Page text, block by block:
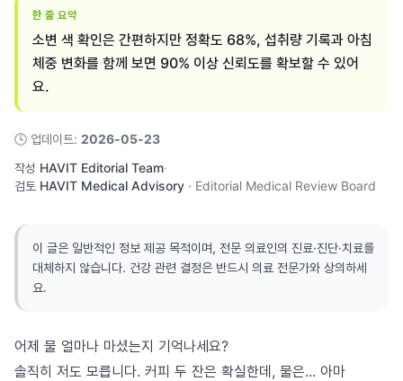
한 줄 요약
소변 색 확인은 간편하지만 정확도 68%, 섭취량 기록과 아침
체중 변화를 함께 보면 90% 이상 신뢰도를 확보할 수 있어
요.
🕓 업데이트: 2026-05-23
작성 HAVIT Editorial Team·
검토 HAVIT Medical Advisory · Editorial Medical Review Board
이 글은 일반적인 정보 제공 목적이며, 전문 의료인의 진료·진단·치료를
대체하지 않습니다. 건강 관련 결정은 반드시 의료 전문가와 상의하세
요.
어제 물 얼마나 마셨는지 기억나세요?
솔직히 저도 모릅니다. 커피 두 잔은 확실한데, 물은... 아마